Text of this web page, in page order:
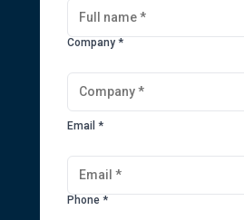
Company *
Email *
Phone *